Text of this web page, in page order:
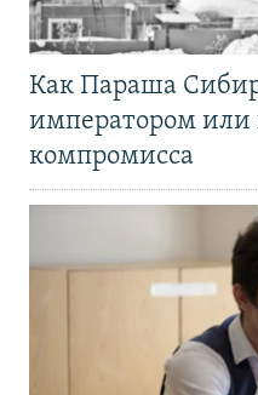
Как Параша
императором или
компромисса